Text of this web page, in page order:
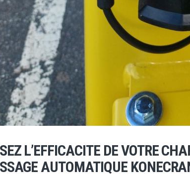
L’EFFICACITE DE VOTRE
AUTOMATIQUE